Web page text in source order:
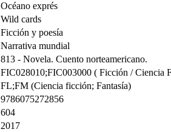
Océano exprés
Wild cards
Ficción y poesía
Narrativa mundial
813 - Novela. Cuento norteamericano.
FIC028010;FIC003000 ( Ficción / Ciencia
FL;FM (Ciencia ficción; Fantasía)
9786075272856
604
2017